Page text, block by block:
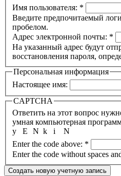
Имя пользователя: *
Введите предпочитаемый
пробелом.
Адрес электронной почты: *
На указанный адрес будут
восстановления пароля,
Персональная информация
Настоящее имя:
CAPTCHA
Ответить на этот вопрос
умная компьютерная
N
i
k
E N
y
Enter the code above: *
Enter the code without spaces